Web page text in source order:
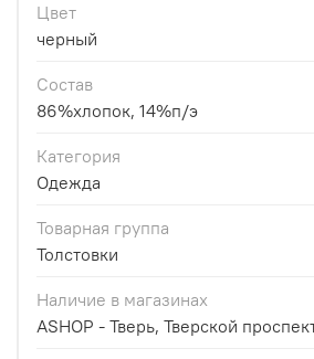
Цвет
черный
Состав
86%хлопок, 14%п/э
Категория
Одежда
Товарная группа
Толстовки
Наличие в магазинах
ASHOP - Тверь, Тверской